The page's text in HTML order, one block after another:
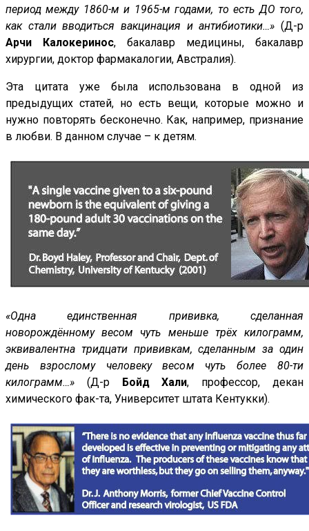
период между 1860-м и 1965-м годами, то есть ДО того,
как стали вводиться вакцинация и антибиотики…» (Д-р
Арчи Калокеринос, бакалавр медицины, бакалавр
хирургии, доктор фармакалогии, Австралия).
Эта цитата уже была использована в одной из
предыдущих статей, но есть вещи, которые можно и
нужно повторять бесконечно. Как, например, признание
в любви. В данном случае – к детям.
«Одна единственная прививка, сделанная
новорождённому весом чуть меньше трёх килограмм,
эквивалентна тридцати прививкам, сделанным за один
день взрослому человеку весом чуть более 80-ти
килограмм…» (Д-р Бойд Хали, профессор, декан
химического фак-та, Университет штата Кентукки).